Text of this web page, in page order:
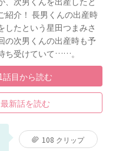
紹介！ 長男くんの出産時
したという星田つまみさ
の次男くんの出産時も予
ち受けていて……。
話目から読む
最新話を読む
108 クリップ